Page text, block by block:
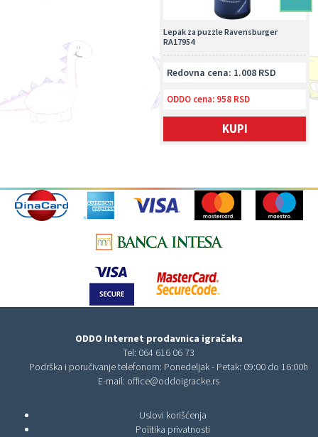
Lepak za puzzle Ravensburger
RA17954
Redovna cena: 1.008 RSD
ODDO cena: 958 RSD
KUPI
ODDO Internet prodavnica igračaka
Tel: 064 616 06 73
Podrška i poručivanje telefonom: Ponedeljak - Petak: 09:00 do 16:00h
E-mail: office@oddoigracke.rs
Uslovi korišćenja
Politika privatnosti